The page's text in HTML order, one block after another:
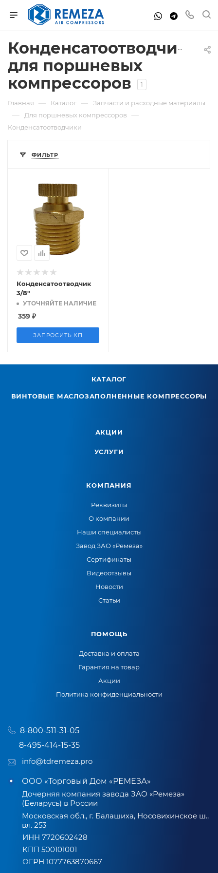
Конденсатоотводчики
для поршневых
компрессоров
1
Главная — Каталог — Запчасти и расходные материалы
— Для поршневых компрессоров —
Конденсатоотводчики
ФИЛЬТР
Конденсатоотводчик
3/8"
УТОЧНЯЙТЕ НАЛИЧИЕ
359 ₽
ЗАПРОСИТЬ КП
КАТАЛОГ
ВИНТОВЫЕ МАСЛОЗАПОЛНЕННЫЕ КОМПРЕССОРЫ
АКЦИИ
УСЛУГИ
КОМПАНИЯ
Реквизиты
О компании
Наши специалисты
Завод ЗАО «Ремеза»
Сертификаты
Видеоотзывы
Новости
Статьи
ПОМОЩЬ
Доставка и оплата
Гарантия на товар
Акции
Политика конфиденциальности
8-800-511-31-05
8-495-414-15-35
info@tdremeza.pro
ООО «Торговый Дом «РЕМЕЗА»
Дочерняя компания завода ЗАО «Ремеза»
(Беларусь) в России
Московская обл., г. Балашиха, Носовихинское ш.,
вл. 253
ИНН 7720602428
КПП 500101001
ОГРН 1077763870667